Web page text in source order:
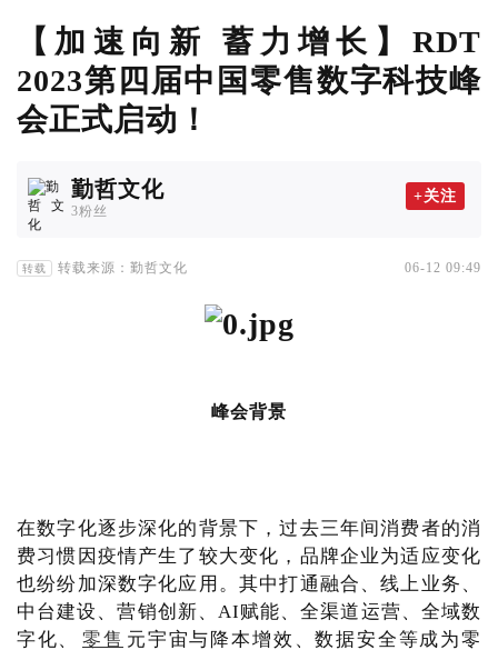
【加速向新 蓄力增长】RDT
2023第四届中国零售数字科技峰
会正式启动！
勤哲文化
3粉丝
+关注
转载 转载来源：勤哲文化 06-12 09:49
峰会背景
在数字化逐步深化的背景下，过去三年间消费者的消
费习惯因疫情产生了较大变化，品牌企业为适应变化
也纷纷加深数字化应用。其中打通融合、线上业务、
中台建设、营销创新、AI赋能、全渠道运营、全域数
字化、
零售 元宇宙与降本增效、数据安全等成为零